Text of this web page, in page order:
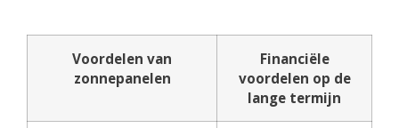
Voordelen van
zonnepanelen
Financiële
voordelen op de
lange termijn